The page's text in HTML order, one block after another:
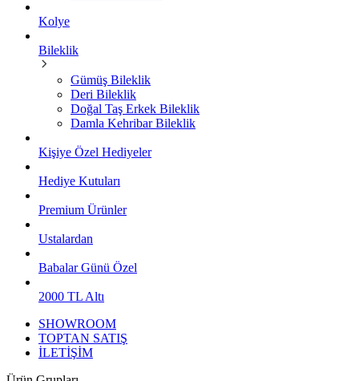
Kolye
Bileklik
Gümüş Bileklik
Deri Bileklik
Doğal Taş Erkek Bileklik
Damla Kehribar Bileklik
Kişiye Özel Hediyeler
Hediye Kutuları
Premium Ürünler
Ustalardan
Babalar Günü Özel
2000 TL Altı
SHOWROOM
TOPTAN SATIŞ
İLETİŞİM